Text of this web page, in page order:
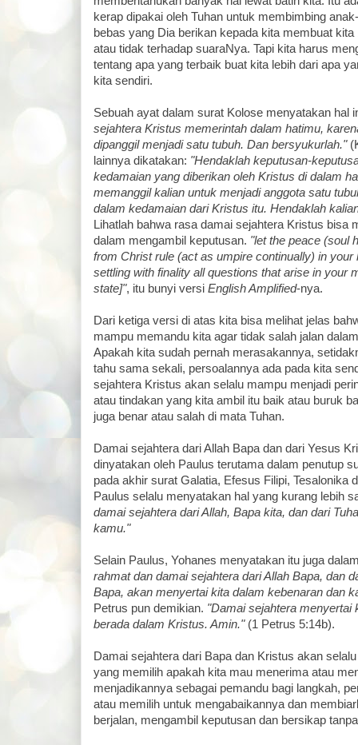
kerap dipakai oleh Tuhan untuk membimbing
bebas yang Dia berikan kepada kita membuat
atau tidak terhadap suaraNya. Tapi kita harus
tentang apa yang terbaik buat kita lebih dari apa
kita sendiri.
Sebuah ayat dalam surat Kolose menyatakan hal
sejahtera Kristus memerintah dalam hatimu,
dipanggil menjadi satu tubuh. Dan bersyukurlah."
lainnya dikatakan: "Hendaklah keputusan-
kedamaian yang diberikan oleh Kristus di dalam
memanggil kalian untuk menjadi anggota satu
dalam kedamaian dari Kristus itu. Hendaklah
Lihatlah bahwa rasa damai sejahtera Kristus bisa
dalam mengambil keputusan. "let the peace (soul
from Christ rule (act as umpire continually) in your
settling with finality all questions that arise in your
state]", itu bunyi versi English Amplified-nya.
Dari ketiga versi di atas kita bisa melihat jelas
mampu memandu kita agar tidak salah jalan
Apakah kita sudah pernah merasakannya,
tahu sama sekali, persoalannya ada pada kita
sejahtera Kristus akan selalu mampu menjadi
atau tindakan yang kita ambil itu baik atau buruk
juga benar atau salah di mata Tuhan.
Damai sejahtera dari Allah Bapa dan dari Yesus
dinyatakan oleh Paulus terutama dalam penutup
pada akhir surat Galatia, Efesus Filipi, Tesalonika
Paulus selalu menyatakan hal yang kurang lebih
damai sejahtera dari Allah, Bapa kita, dan dari
kamu."
Selain Paulus, Yohanes menyatakan itu juga
rahmat dan damai sejahtera dari Allah Bapa, dan
Bapa, akan menyertai kita dalam kebenaran dan
Petrus pun demikian. "Damai sejahtera menyertai
berada dalam Kristus. Amin."(1 Petrus 5:14b).
Damai sejahtera dari Bapa dan Kristus akan
yang memilih apakah kita mau menerima atau
menjadikannya sebagai pemandu bagi langkah,
atau memilih untuk mengabaikannya dan
berjalan, mengambil keputusan dan bersikap